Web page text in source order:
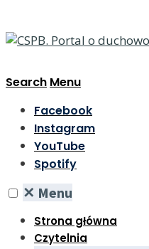
Search Menu
Facebook
Instagram
YouTube
Spotify
✕ Menu
Strona główna
Czytelnia